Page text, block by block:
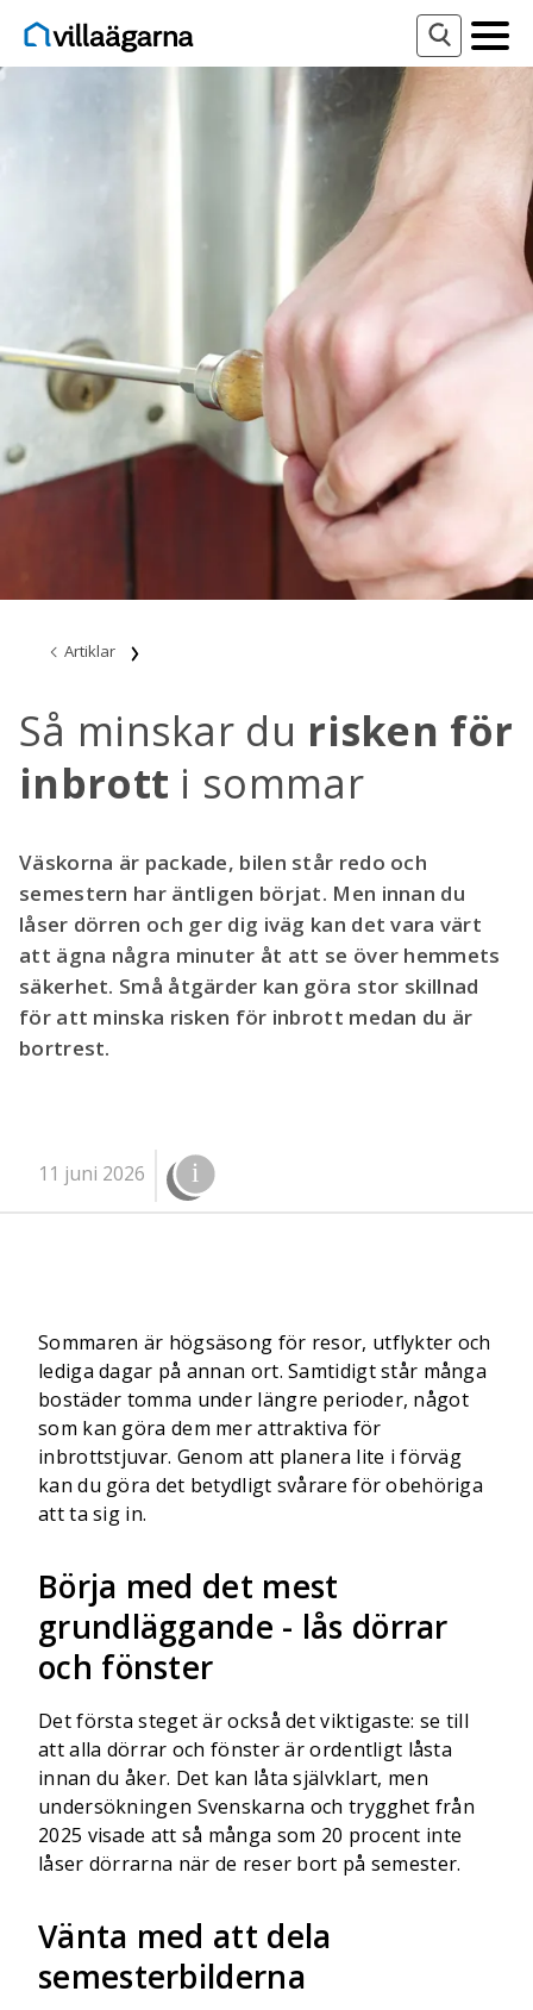
Artiklar
Så minskar du risken för
inbrott i sommar
Väskorna är packade, bilen står redo och
semestern har äntligen börjat. Men innan du
låser dörren och ger dig iväg kan det vara värt
att ägna några minuter åt att se över hemmets
säkerhet. Små åtgärder kan göra stor skillnad
för att minska risken för inbrott medan du är
bortrest.
11 juni 2026
Sommaren är högsäsong för resor, utflykter och
lediga dagar på annan ort. Samtidigt står många
bostäder tomma under längre perioder, något
som kan göra dem mer attraktiva för
inbrottstjuvar. Genom att planera lite i förväg
kan du göra det betydligt svårare för obehöriga
att ta sig in.
Börja med det mest
grundläggande - lås dörrar
och fönster
Det första steget är också det viktigaste: se till
att alla dörrar och fönster är ordentligt låsta
innan du åker. Det kan låta självklart, men
undersökningen Svenskarna och trygghet från
2025 visade att så många som 20 procent inte
låser dörrarna när de reser bort på semester.
Vänta med att dela
semesterbilderna